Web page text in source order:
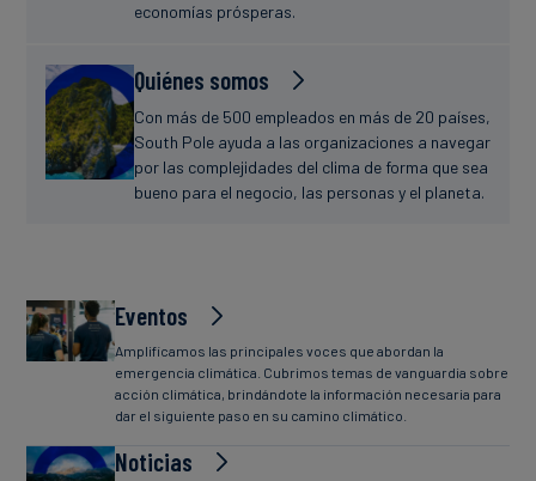
economías prósperas.
Quiénes somos
Con más de 500 empleados en más de 20 países,
South Pole ayuda a las organizaciones a navegar
por las complejidades del clima de forma que sea
bueno para el negocio, las personas y el planeta.
Eventos
Amplificamos las principales voces que abordan la
emergencia climática. Cubrimos temas de vanguardia sobre
acción climática, brindándote la información necesaria para
dar el siguiente paso en su camino climático.
Noticias